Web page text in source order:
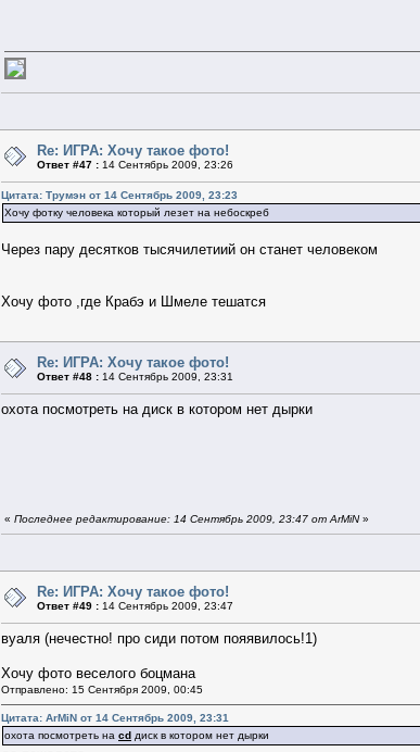
Re: ИГРА: Хочу такое фото!
Ответ #47 : 14 Сентябрь 2009, 23:26
Цитата: Трумэн от 14 Сентябрь 2009, 23:23
Хочу фотку человека который лезет на небоскреб
Через пару десятков тысячилетиий он станет человеком
Хочу фото ,где Крабэ и Шмеле тешатся
Re: ИГРА: Хочу такое фото!
Ответ #48 : 14 Сентябрь 2009, 23:31
охота посмотреть на диск в котором нет дырки
« Последнее редактирование: 14 Сентябрь 2009, 23:47 от ArMiN»
Re: ИГРА: Хочу такое фото!
Ответ #49 : 14 Сентябрь 2009, 23:47
вуаля (нечестно! про сиди потом пояявилось!1)
Хочу фото веселого боцмана
Отправлено: 15 Сентября 2009, 00:45
Цитата: ArMiN от 14 Сентябрь 2009, 23:31
охота посмотреть на cd диск в котором нет дырки